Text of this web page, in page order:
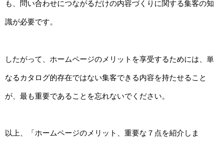
も、問い合わせにつながるだけの内容づくりに関する集客の知
識が必要です。
したがって、ホームページのメリットを享受するためには、単
なるカタログ的存在ではない集客できる内容を持たせること
が、最も重要であることを忘れないでください。
以上、「ホームページのメリット、重要な７点を紹介しま